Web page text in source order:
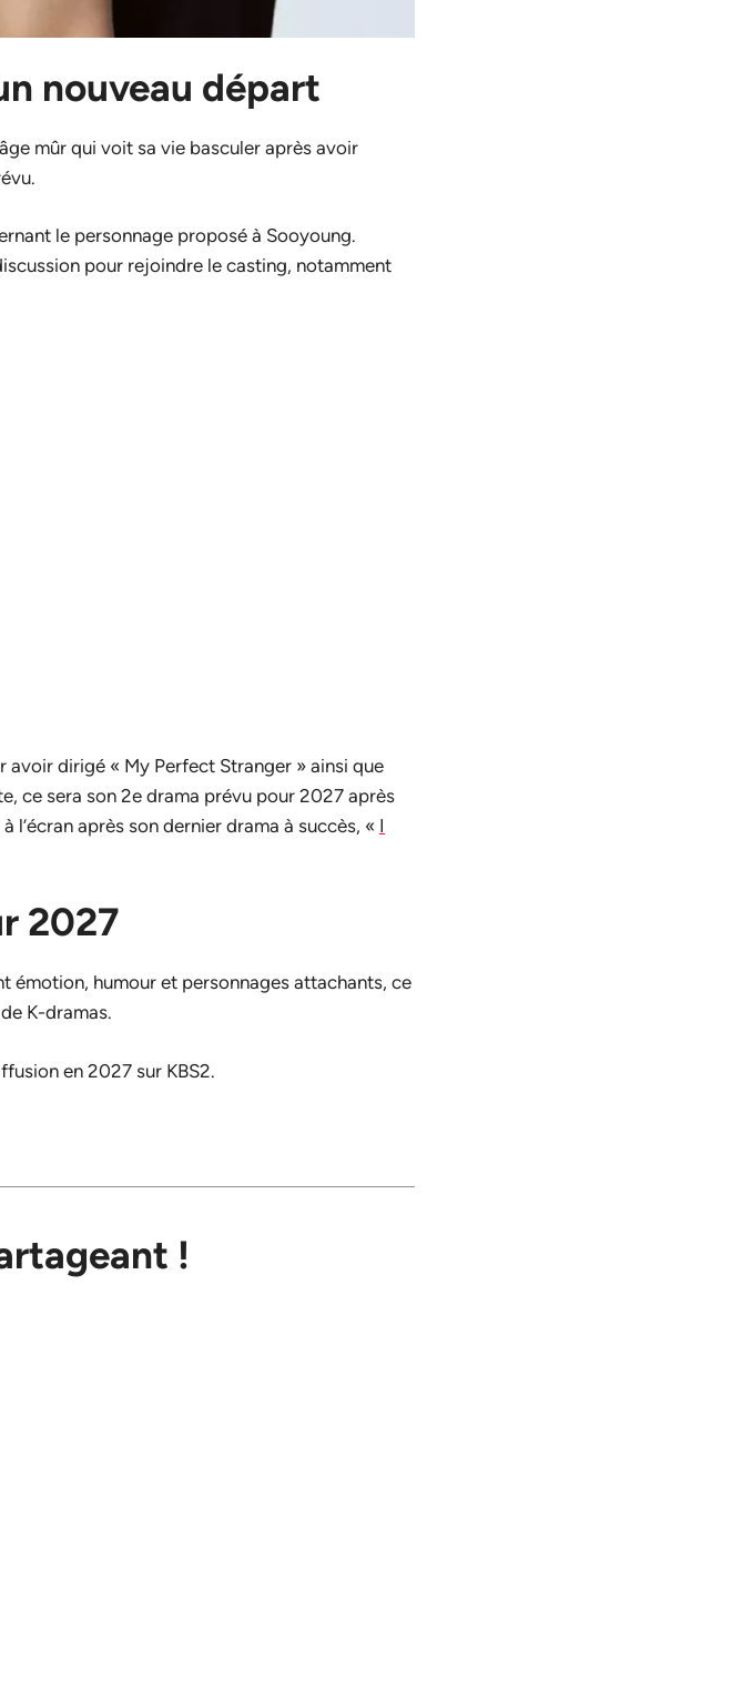
nouveau départ
mûr qui voit sa vie basculer après avoir
le personnage proposé à Sooyoung.
pour rejoindre le casting, notamment
avoir dirigé « My Perfect Stranger » ainsi que
ce sera son 2e drama prévu pour 2027 après
l’écran après son dernier drama à succès, « I
2027
émotion, humour et personnages attachants, ce
K-dramas.
en 2027 sur KBS2.
!